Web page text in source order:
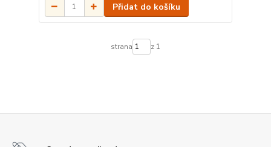
Přidat do košíku
strana z 1